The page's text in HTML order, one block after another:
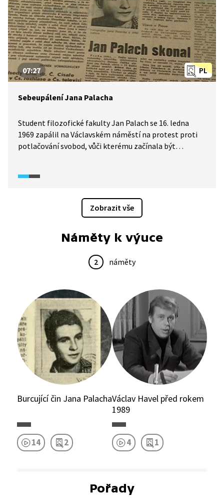
PL
07:27
Sebeupálení Jana Palacha
Student filozofické fakulty Jan Palach se 16. ledna
1969 zapálil na Václavském náměstí na protest proti
potlačování svobod, vůči kterému začínala být
Havla a Tomáše Halíka.
Zobrazit vše
Náměty k výuce
2 náměty
Burcující čin Jana Palacha
14 2
Václav Havel před rokem
1989
4 1
Pořady